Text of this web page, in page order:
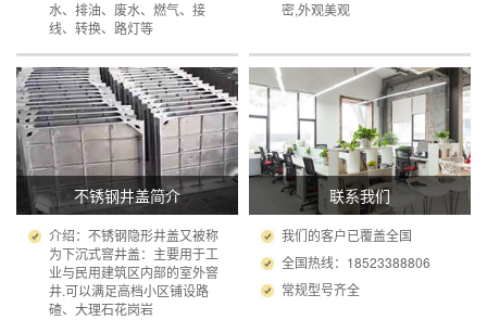
水、排油、废水、燃气、接
线、转换、路灯等
密,外观美观
不锈钢井盖简介
介绍：不锈钢隐形井盖又被称
为下沉式窨井盖：主要用于工
业与民用建筑区内部的室外窨
井.可以满足高档小区铺设路
碴、大理石花岗岩
联系我们
我们的客户已覆盖全国
全国热线：18523388806
常规型号齐全